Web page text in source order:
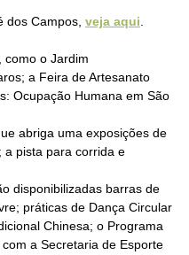
dos Campos, veja aqui
, como o Jardim
a Feira de Artesanato
Ocupação Humana em São
abriga uma exposições de
a pista para corrida e
disponibilizadas barras de
práticas de Dança Circular
Chinesa; o Programa
a Secretaria de Esporte